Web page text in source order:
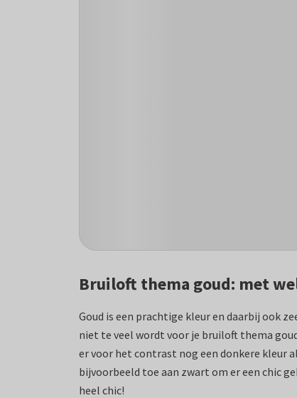
Bruiloft thema goud: met
Goud is een prachtige kleur en daarbij ook
niet te veel wordt voor je bruiloft thema
er voor het contrast nog een donkere kleur
bijvoorbeeld toe aan zwart om er een chic
heel chic!